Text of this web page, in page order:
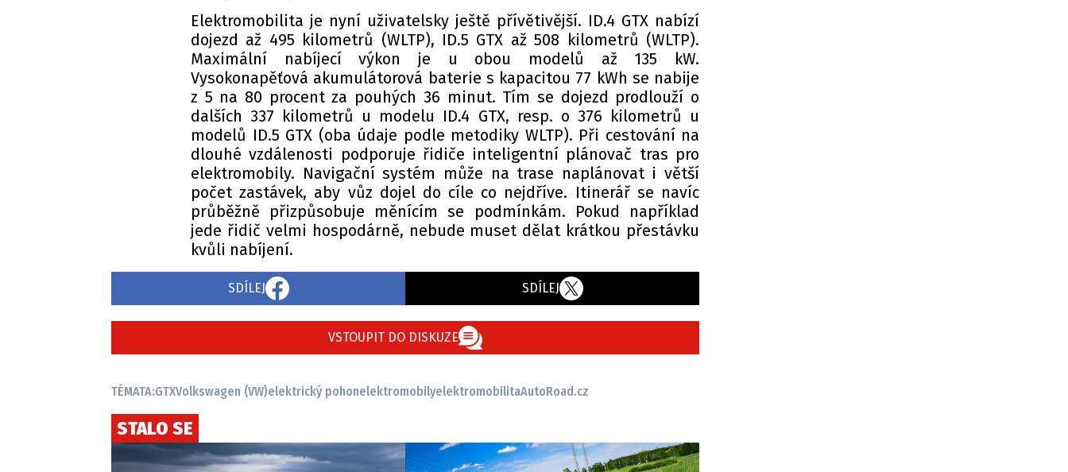
Elektromobilita je nyní uživatelsky ještě přívětivější. ID.4 GTX nabízí
dojezd až 495 kilometrů (WLTP), ID.5 GTX až 508 kilometrů (WLTP).
Maximální nabíjecí výkon je u obou modelů až 135 kW.
Vysokonapěťová akumulátorová baterie s kapacitou 77 kWh se nabije
z 5 na 80 procent za pouhých 36 minut. Tím se dojezd prodlouží o
dalších 337 kilometrů u modelu ID.4 GTX, resp. o 376 kilometrů u
modelů ID.5 GTX (oba údaje podle metodiky WLTP). Při cestování na
dlouhé vzdálenosti podporuje řidiče inteligentní plánovač tras pro
elektromobily. Navigační systém může na trase naplánovat i větší
počet zastávek, aby vůz dojel do cíle co nejdříve. Itinerář se navíc
průběžně přizpůsobuje měnícím se podmínkám. Pokud například
jede řidič velmi hospodárně, nebude muset dělat krátkou přestávku
kvůli nabíjení.
SDÍLEJ SDÍLEJ
VSTOUPIT DO DISKUZE
TÉMATA:GTXVolkswagen (VW)elektrický pohonelektromobilyelektromobilitaAutoRoad.cz
STALO SE